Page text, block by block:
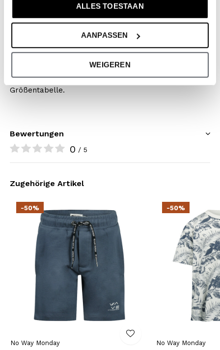
ALLES TOESTAAN
AANPASSEN
WEIGEREN
Körpergröße Ihres Kindes zu wählen. Aber wenn Ihr
Kind etwas breiter oder länger bevorzugt, wählen Sie
eine Nummer größer. Wichtig ist: Tu das, was ihn oder
sie glücklich macht!
Sollten Sie zweifeln, klicken Siehierfür unsere
Größentabelle.
Bewertungen
0 / 5
Zugehörige Artikel
-50%
No Way Monday
-50%
No Way Monday